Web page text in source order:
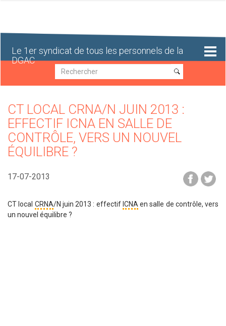
Le 1er syndicat de tous les personnels de la
DGAC
Recherche
Recherche
CT LOCAL CRNA/N JUIN 2013 :
EFFECTIF ICNA EN SALLE DE
CONTRÔLE, VERS UN NOUVEL
ÉQUILIBRE ?
17-07-2013
CT local CRNA/N juin 2013 : effectif ICNA en salle de contrôle, vers
un nouvel équilibre ?